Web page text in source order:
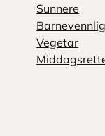
Sunnere
Barnevennlig
Vegetar